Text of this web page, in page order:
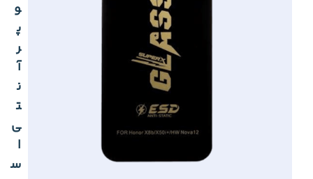
و
پ
ر
آ
ن
ت
ی
ا
س